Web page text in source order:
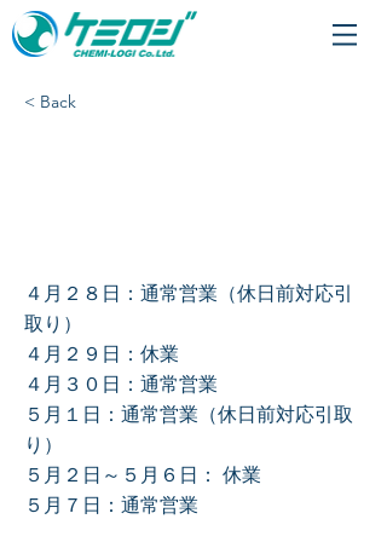
< Back
４月２８日：通常営業（休日前対応引
取り）
４月２９日：休業
４月３０日：通常営業
５月１日：通常営業（休日前対応引取
り）
５月２日～５月６日： 休業
５月７日：通常営業